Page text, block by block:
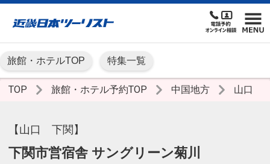
旅館・ホテルTOP 特集一覧
TOP 旅館・ホテル予約TOP 中国地方 山口
【山口 下関】
下関市営宿舎 サングリーン菊川